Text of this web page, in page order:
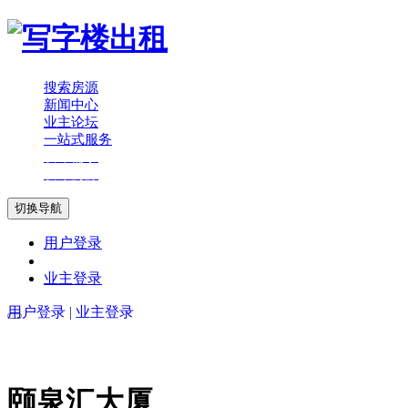
搜索房源
新闻中心
业主论坛
一站式服务
切换导航
用户登录
业主登录
用户登录 | 业主登录